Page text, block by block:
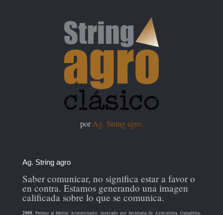
porAg. String agro.
Ag. String agro
Saber comunicar, no significa estar a favor o
en contra. Estamos generando una imagen
calificada sobre lo que se comunica.
2000. Premio al Mérito Agropecuario; otorgado por Secretaría de Agricultura, Ganadería,